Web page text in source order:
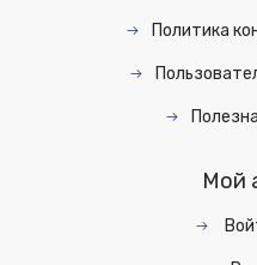
Политика
Мой